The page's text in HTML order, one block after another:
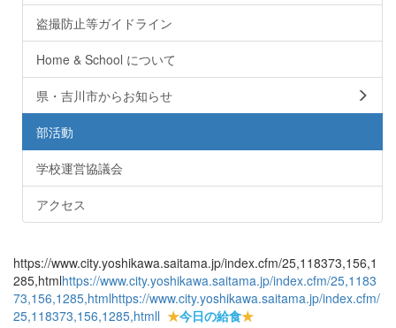
盗撮防止等ガイドライン
Home & School について
県・吉川市からお知らせ
部活動
学校運営協議会
アクセス
https://www.city.yoshikawa.saitama.jp/index.cfm/25,118373,156,1
285,htmlhttps://www.city.yoshikawa.saitama.jp/index.cfm/25,1183
73,156,1285,htmlhttps://www.city.yoshikawa.saitama.jp/index.cfm/
25,118373,156,1285,htmll ★今日の給食★